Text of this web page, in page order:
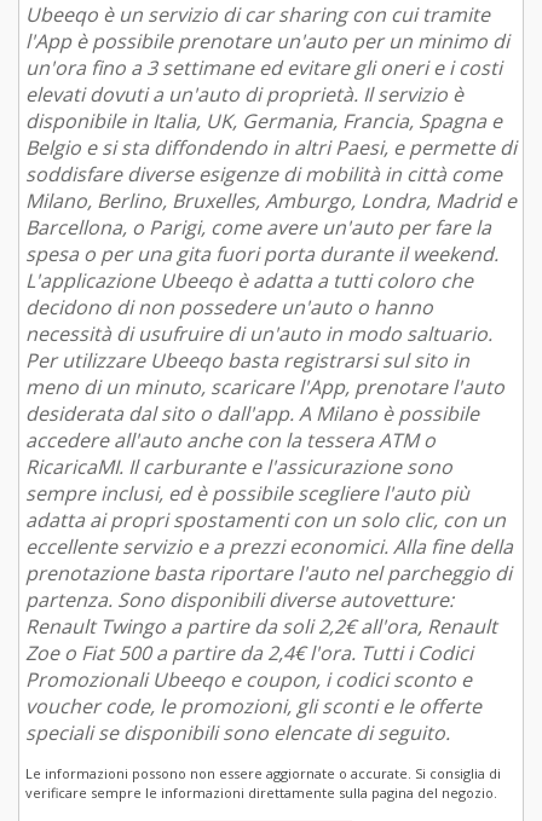
Ubeeqo è un servizio di car sharing con cui tramite
l'App è possibile prenotare un'auto per un minimo di
un'ora fino a 3 settimane ed evitare gli oneri e i costi
elevati dovuti a un'auto di proprietà. Il servizio è
disponibile in Italia, UK, Germania, Francia, Spagna e
Belgio e si sta diffondendo in altri Paesi, e permette di
soddisfare diverse esigenze di mobilità in città come
Milano, Berlino, Bruxelles, Amburgo, Londra, Madrid e
Barcellona, o Parigi, come avere un'auto per fare la
spesa o per una gita fuori porta durante il weekend.
L'applicazione Ubeeqo è adatta a tutti coloro che
decidono di non possedere un'auto o hanno
necessità di usufruire di un'auto in modo saltuario.
Per utilizzare Ubeeqo basta registrarsi sul sito in
meno di un minuto, scaricare l'App, prenotare l'auto
desiderata dal sito o dall'app. A Milano è possibile
accedere all'auto anche con la tessera ATM o
RicaricaMI. Il carburante e l'assicurazione sono
sempre inclusi, ed è possibile scegliere l'auto più
adatta ai propri spostamenti con un solo clic, con un
eccellente servizio e a prezzi economici. Alla fine della
prenotazione basta riportare l'auto nel parcheggio di
partenza. Sono disponibili diverse autovetture:
Renault Twingo a partire da soli 2,2€ all'ora, Renault
Zoe o Fiat 500 a partire da 2,4€ l'ora. Tutti i Codici
Promozionali Ubeeqo e coupon, i codici sconto e
voucher code, le promozioni, gli sconti e le offerte
speciali se disponibili sono elencate di seguito.
Le informazioni possono non essere aggiornate o accurate. Si consiglia di
verificare sempre le informazioni direttamente sulla pagina del negozio.